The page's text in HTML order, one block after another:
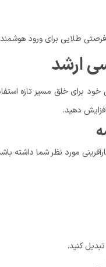
فرصتی طلایی برای ورود
ارشد
برای خلق مسیر تازه
دهید.
مورد نظر شما داشته
کنید.